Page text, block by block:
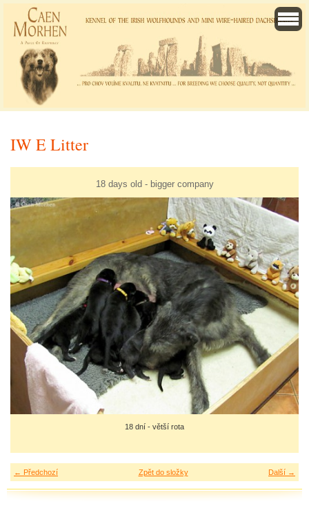
IW E Litter
18 days old - bigger company
18 dní - větší rota
← Předchozí Další →
Zpět do složky